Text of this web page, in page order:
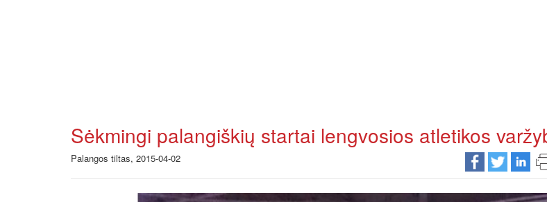
Sėkmingi palangiškių startai lengvosios atletikos
Palangos tiltas, 2015-04-02